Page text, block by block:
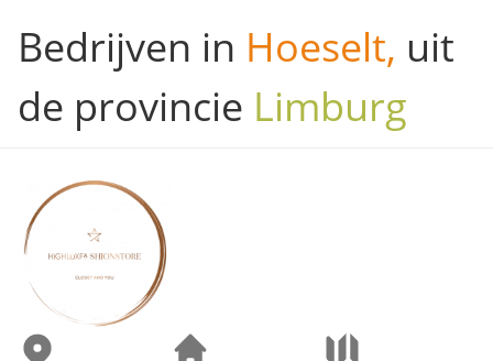
Bedrijven in Hoeselt, uit
de provincie Limburg